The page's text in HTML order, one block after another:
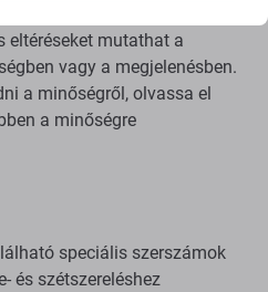
eltéréseket mutathat a
vagy a megjelenésben.
a minőségről, olvassa el
a minőségre
speciális szerszámok
és szétszereléshez